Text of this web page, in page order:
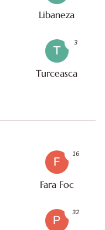
Libaneza
T
Turceasca
3
F
Fara Foc
16
P
32